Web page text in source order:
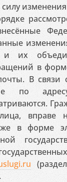
силу
и их
в
В
по
вправе
в форме